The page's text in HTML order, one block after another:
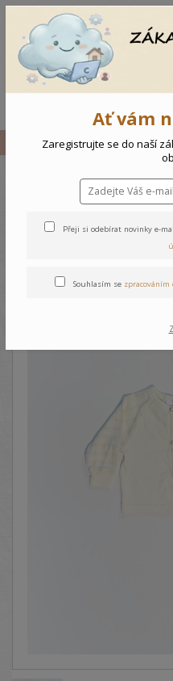
Vše Novorozenecká
Ať vám
Zaregistrujte se do naší
Přeji si odebírat novinky e-
Souhlasím se